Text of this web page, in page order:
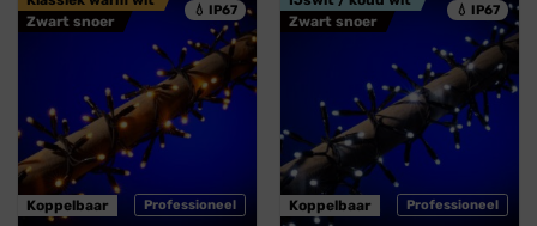
💧 IP67
Professioneel
Zwart snoer
Koppelbaar
💧 IP67
Professioneel
Zwart snoer
Koppelbaar